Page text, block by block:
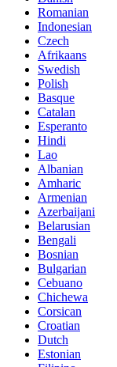
Romanian
Indonesian
Czech
Afrikaans
Swedish
Polish
Basque
Catalan
Esperanto
Hindi
Lao
Albanian
Amharic
Armenian
Azerbaijani
Belarusian
Bengali
Bosnian
Bulgarian
Cebuano
Chichewa
Corsican
Croatian
Dutch
Estonian